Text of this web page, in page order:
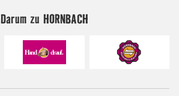
Darum zu HORNBACH